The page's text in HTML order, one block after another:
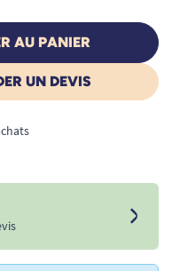
AU PANIER
UN DEVIS